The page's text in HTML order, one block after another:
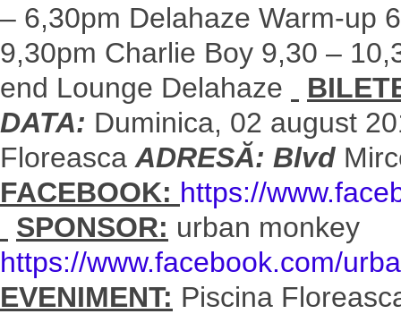
– 6,30pm Delahaze Warm-up
9,30pm Charlie Boy 9,30 –
end Lounge Delahaze
DATA: Duminica, 02 august
Floreasca ADRESĂ: Blvd
FACEBOOK: https://
SPONSOR: urban monkey
https://www.facebook.com/
EVENIMENT: Piscina